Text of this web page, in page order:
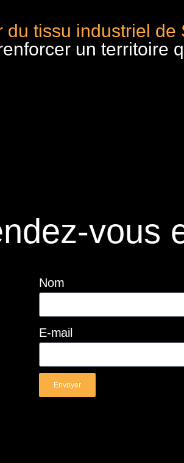
tissu industriel de
un territoire
vous
Nom
E-mail
Envoyer